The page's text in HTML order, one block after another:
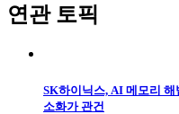
연관 토픽
SK하이닉스, AI 메모리
소화가 관건